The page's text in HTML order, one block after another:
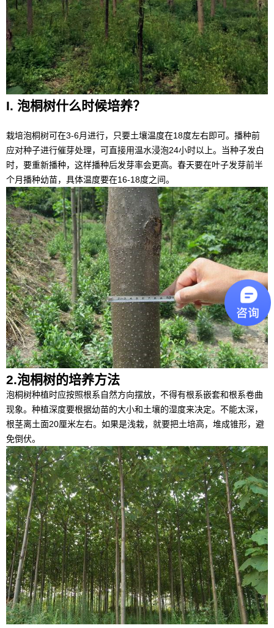
I. 泡桐树什么时候培养？
栽培泡桐树可在3-6月进行，只要土壤温度在18度左右即可。播种前
应对种子进行催芽处理，可直接用温水浸泡24小时以上。当种子发白
时，要重新播种，这样播种后发芽率会更高。春天要在叶子发芽前半
个月播种幼苗，具体温度要在16-18度之间。
2.泡桐树的培养方法
泡桐树种植时应按照根系自然方向摆放，不得有根系嵌套和根系卷曲
现象。种植深度要根据幼苗的大小和土壤的湿度来决定。不能太深，
根茎离土面20厘米左右。如果是浅栽，就要把土培高，堆成锥形，避
免倒伏。